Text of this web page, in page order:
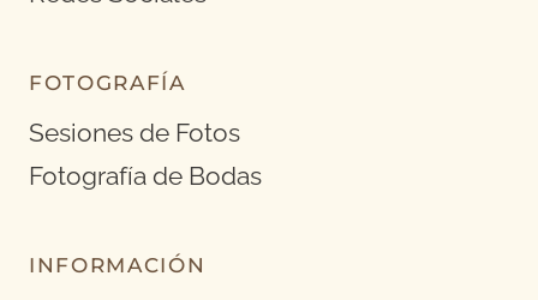
FOTOGRAFÍA
Sesiones de Fotos
Fotografía de Bodas
INFORMACIÓN